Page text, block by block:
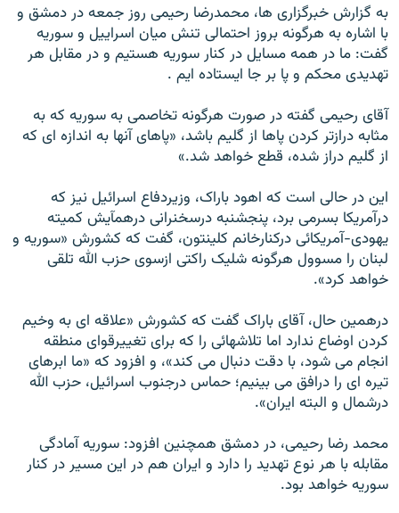
به گزارش خبرگزاری ها، محمدرضا رحيمی روز جمعه در دمشق و
با اشاره به هرگونه بروز احتمالی تنش ميان اسراييل و سوريه
گفت: ما در همه مسايل در کنار سوريه هستيم و در مقابل هر
تهديدی محکم و پا بر جا ايستاده ايم .
آقای رحيمی گفته در صورت هرگونه تخاصمی به سوريه که به
مثابه درازتر کردن پاها از گليم باشد، «پاهای آنها به اندازه ای که
از گليم دراز شده، قطع خواهد شد.»
این در حالی است که اهود باراک، وزيردفاع اسرائيل نيز که
درآمريکا بسرمی برد، پنجشنبه درسخنرانی درهمآيش کميته
يهودی-آمريکائی درکنارخانم کلينتون، گفت که کشورش «سوريه و
لبنان را مسوول هرگونه شليک راکتی ازسوی حزب الله تلقی
خواهد کرد».
درهمين حال، آقای باراک گفت که کشورش «علاقه ای به وخيم
کردن اوضاع ندارد اما تلاشهائی را که برای تغييرقوای منطقه
انجام می شود، با دقت دنبال می کند»، و افزود که «ما ابرهای
تيره ای را درافق می بينيم؛ حماس درجنوب اسرائيل، حزب الله
درشمال و البته ايران».
محمد رضا رحيمی، در دمشق همچنين افزود: سوريه آمادگی
مقابله با هر نوع تهديد را دارد و ايران هم در اين مسير در کنار
سوريه خواهد بود.